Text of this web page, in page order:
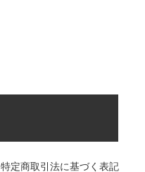
特定商取引法に基づく表記